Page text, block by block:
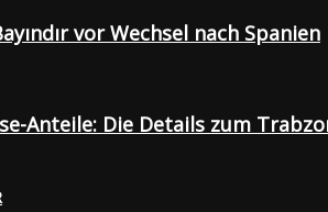
vor Wechsel nach Spanien
Anteile: Die Details zum